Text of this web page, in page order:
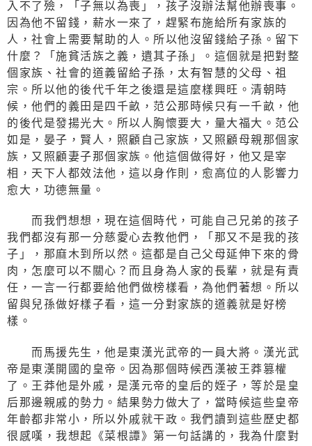
入不了殮，「子無以為喪」，孩子沒辦法幫他辦喪事。
因為他不留錢，薪水一來了，趕緊布施給所有家族的
人，社會上需要幫助的人。所以他沒留錢給子孫。留下
什麼？「施貧活族之義，遺其子孫」。這個就是把對整
個家族、社會的道義留給子孫，太有智慧的父母、祖
宗。所以他的後代千年之後還是這麼樣興旺。清朝時
候，他們的義田是四千畝，范公那時候只有一千畝，他
的後代是發揚光大。所以人胸懷要大，量大福大。范公
如是，晏子，賢人，照顧自己家族，又照顧母親那個家
族，又照顧妻子那個家族。他這個做得好，他又是宰
相，天下人都效法他，這以身作則，愈高位的人影響力
愈大，功德無量。
而我們想想，現在這個時代，可能自己兄弟的孩子
我們都沒有那一分慈愛心去教他們，「那又不是我的孩
子」，那麻木到所以然。這都是自己父母延伸下來的骨
肉，怎麼可以不關心？而且身為人家的長輩，就是有責
任，一言一行都要給他們做榜樣看，為他們著想。所以
留與兒孫做好樣子看，這一分對家族的道義就是好榜
樣。
而馬援先生，他是東漢光武帝的一員大將。漢光武
帝是東漢開國的皇帝。因為那個時候西漢被王莽篡權
了。王莽他是外戚，是漢元帝的皇后的姪子，等於是皇
后那邊親戚的勢力。結果勢力做大了，當時候這些皇帝
年齡都非常小，所以外戚就干政。我們讀到這些歷史都
很感嘆，我想起《菜根譚》第一句話講的，我為什麼對